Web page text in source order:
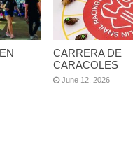
CARRERA DE
CARACOLES
June 12, 2026